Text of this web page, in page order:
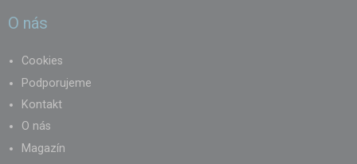
O nás
Cookies
Podporujeme
Kontakt
O nás
Magazín